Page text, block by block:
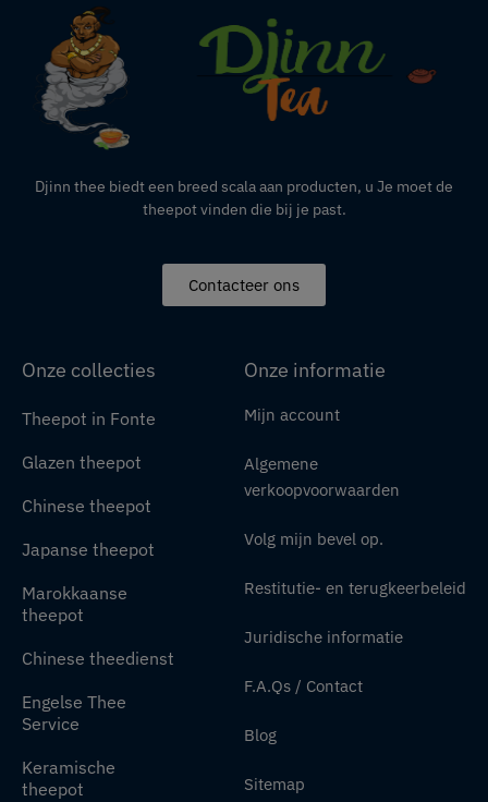
Djinn thee biedt een breed scala aan producten, u Je moet de
theepot vinden die bij je past.
Contacteer ons
Onze collecties
Theepot in Fonte
Glazen theepot
Chinese theepot
Japanse theepot
Marokkaanse
theepot
Chinese theedienst
Engelse Thee
Service
Keramische
theepot
Onze informatie
Mijn account
Algemene
verkoopvoorwaarden
Volg mijn bevel op.
Restitutie- en terugkeerbeleid
Juridische informatie
F.A.Qs / Contact
Blog
Sitemap